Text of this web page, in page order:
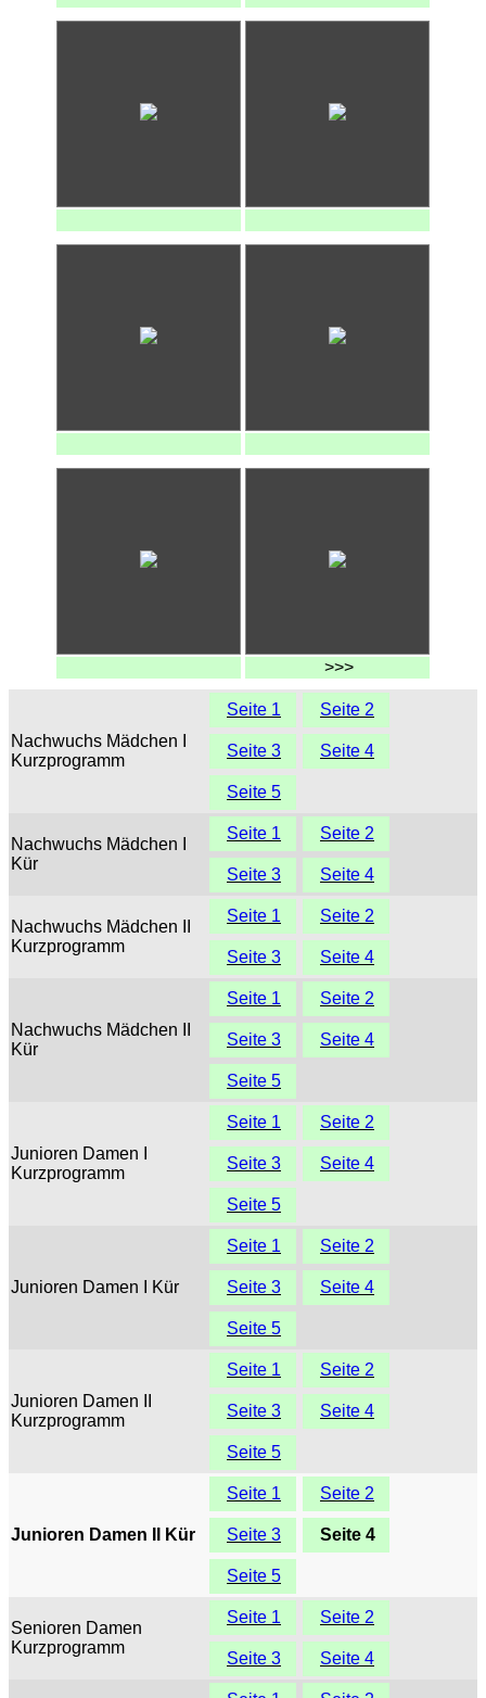
>>>
Nachwuchs Mädchen I
Kurzprogramm
Seite 1 Seite 2
Seite 3 Seite 4
Seite 5
Nachwuchs Mädchen I
Kür
Seite 1 Seite 2
Seite 3 Seite 4
Nachwuchs Mädchen II
Kurzprogramm
Seite 1 Seite 2
Seite 3 Seite 4
Nachwuchs Mädchen II
Kür
Seite 1 Seite 2
Seite 3 Seite 4
Seite 5
Junioren Damen I
Kurzprogramm
Seite 1 Seite 2
Seite 3 Seite 4
Seite 5
Junioren Damen I Kür
Seite 1 Seite 2
Seite 3 Seite 4
Seite 5
Junioren Damen II
Kurzprogramm
Seite 1 Seite 2
Seite 3 Seite 4
Seite 5
Junioren Damen II Kür
Seite 1 Seite 2
Seite 3 Seite 4
Seite 5
Senioren Damen
Kurzprogramm
Seite 1 Seite 2
Seite 3 Seite 4